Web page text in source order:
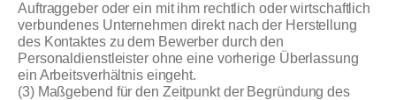
Auftraggeber oder ein mit ihm rechtlich oder wirtschaftlich
verbundenes Unternehmen direkt nach der Herstellung
des Kontaktes zu dem Bewerber durch den
Personaldienstleister ohne eine vorherige Überlassung
ein Arbeitsverhältnis eingeht.
(3) Maßgebend für den Zeitpunkt der Begründung des